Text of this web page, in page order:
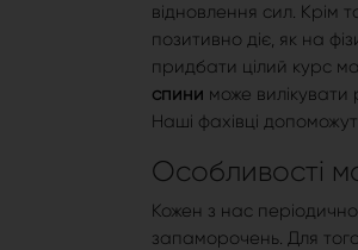
відновлення сил. Крім
позитивно діє, як на
придбати цілий курс
спини може
Наші фахівці
Особливості
Кожен з нас
запаморочень. Для